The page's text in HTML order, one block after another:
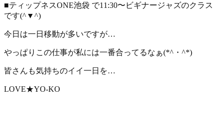
■ティップネスONE池袋 で11:30〜ビギナージャズのクラス
です(^▼^)
今日は一日移動が多いですが…
やっぱりこの仕事が私には一番合ってるなぁ(*^・^*)
皆さんも気持ちのイイ一日を…
LOVE★YO-KO